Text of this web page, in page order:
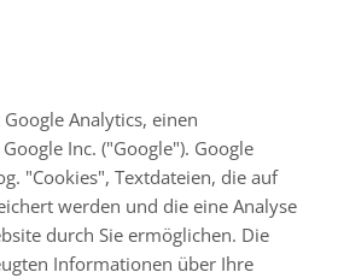
Analytics, einen
Inc. ("Google"). Google
"Cookies", Textdateien, die auf
werden und die eine Analyse
durch Sie ermöglichen. Die
Informationen über Ihre